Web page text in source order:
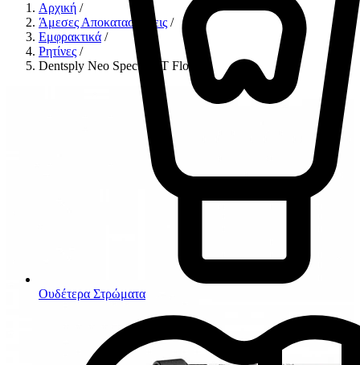
Ουδέτερα Στρώματα
Αρχική /
Άμεσες Αποκαταστάσεις /
Εμφρακτικά /
Ρητίνες /
Dentsply Neo Spectra ST Flow